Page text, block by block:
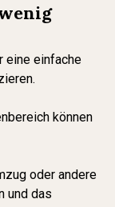
eine einfache
können
oder andere
und das